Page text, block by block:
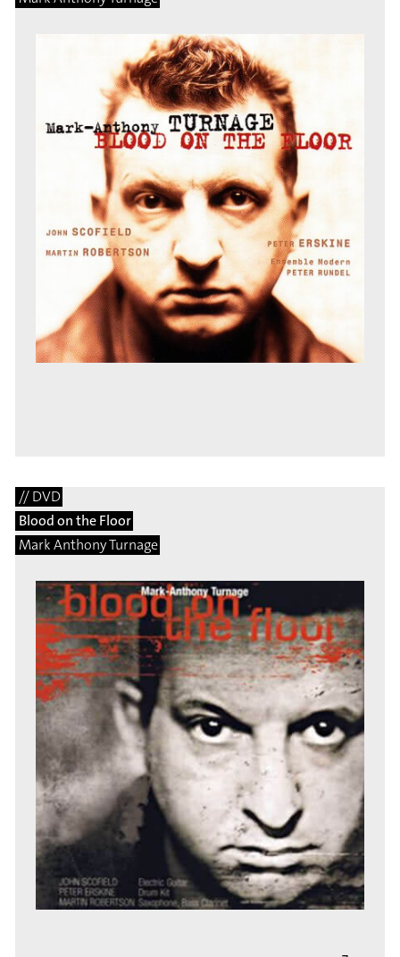
// DVD
Blood on the Floor
Mark Anthony Turnage